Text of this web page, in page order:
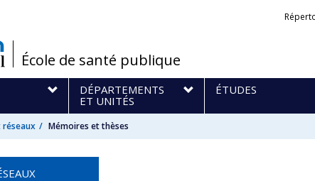
/École de santé publique
DÉPARTEMENTS
ET UNITÉS
ÉTUDES
réseaux Mémoires et thèses